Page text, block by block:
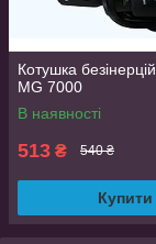
Котушка
MG 7000
В наявності
513 ₴ 540 ₴
Купити